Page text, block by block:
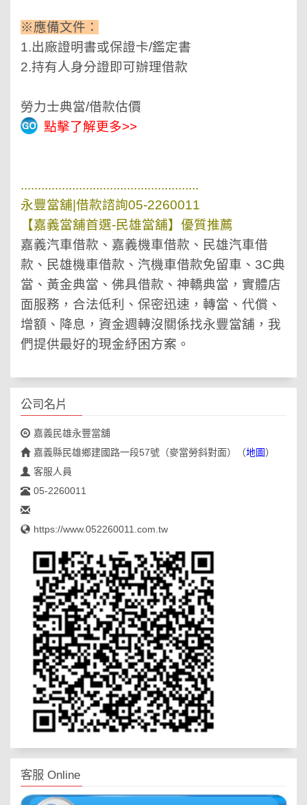
※應備文件：
1.出廠證明書或保證卡/鑑定書
2.持有人身分證即可辦理借款
勞力士典當/借款估價
點擊了解更多>>
....................................................
永豐當舖|借款諮詢05-2260011
【嘉義當舖首選-民雄當舖】優質推薦
嘉義汽車借款、嘉義機車借款、民雄汽車借
款、民雄機車借款、汽機車借款免留車、3C典
當、黃金典當、佛具借款、神轎典當，實體店
面服務，合法低利、保密迅速，轉當、代償、
增額、降息，資金週轉沒關係找永豐當舖，我
們提供最好的現金紓困方案。
公司名片
嘉義民雄永豐當舖
嘉義縣民雄鄉建國路一段57號（麥當勞斜對面）
（地圖）
客服人員
05-2260011
https://www.052260011.com.tw
客服 Online